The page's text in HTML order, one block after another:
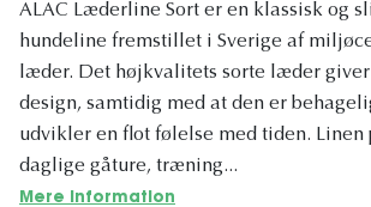
ALAC Læderline Sort er en klassisk og
hundeline fremstillet i Sverige af
læder. Det højkvalitets sorte læder
design, samtidig med at den er
udvikler en flot følelse med tiden. Linen
daglige gåture, træning...
Mere information